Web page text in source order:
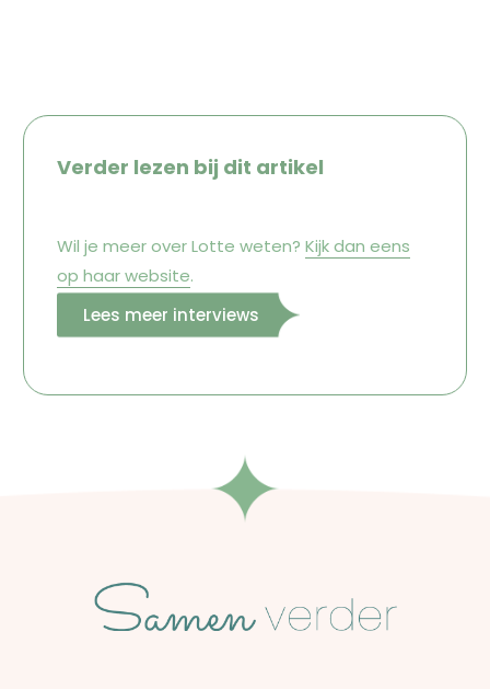
Verder lezen bij dit artikel
Wil je meer over Lotte weten?Kijk dan eens
op haar website.
Lees meer interviews